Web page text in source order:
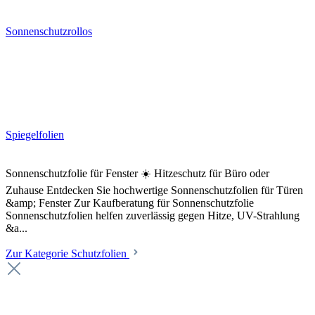
Sonnenschutzrollos
Spiegelfolien
Sonnenschutzfolie für Fenster ☀️ Hitzeschutz für Büro oder
Zuhause Entdecken Sie hochwertige Sonnenschutzfolien für Türen
&amp; Fenster Zur Kaufberatung für Sonnenschutzfolie
Sonnenschutzfolien helfen zuverlässig gegen Hitze, UV-Strahlung
&a...
Zur Kategorie Schutzfolien